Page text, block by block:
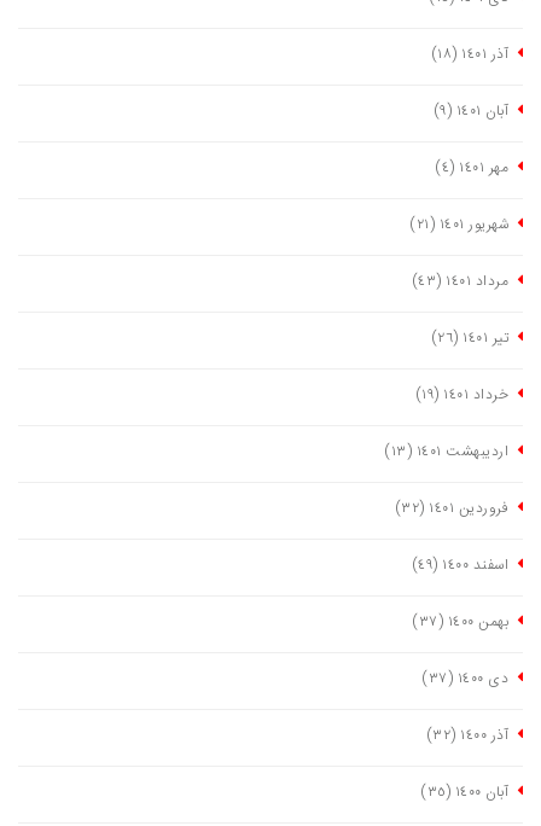
آذر ١٤٠١ (١٨)
آبان ١٤٠١ (٩)
مهر ١٤٠١ (٤)
شهریور ١٤٠١ (٢١)
مرداد ١٤٠١ (٤٣)
تیر ١٤٠١ (٢٦)
خرداد ١٤٠١ (١٩)
اردیبهشت ١٤٠١ (١٣)
فروردین ١٤٠١ (٣٢)
اسفند ١٤٠٠ (٤٩)
بهمن ١٤٠٠ (٣٧)
دی ١٤٠٠ (٣٧)
آذر ١٤٠٠ (٣٢)
آبان ١٤٠٠ (٣٥)